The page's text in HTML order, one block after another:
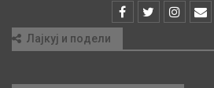
Лајкуј и подели